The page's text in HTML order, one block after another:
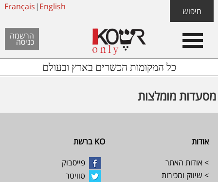
כל המקומות הכשרים בארץ ובעולם
Skip
links
content
footer
הרשמה
כניסה
Français| English חיפוש
Header
Left
מסעדות מומלצות
Footer
אודות
> אודות האתר
> שיווק ומכירות
KO ברשת
פייסבוק
טוויטר